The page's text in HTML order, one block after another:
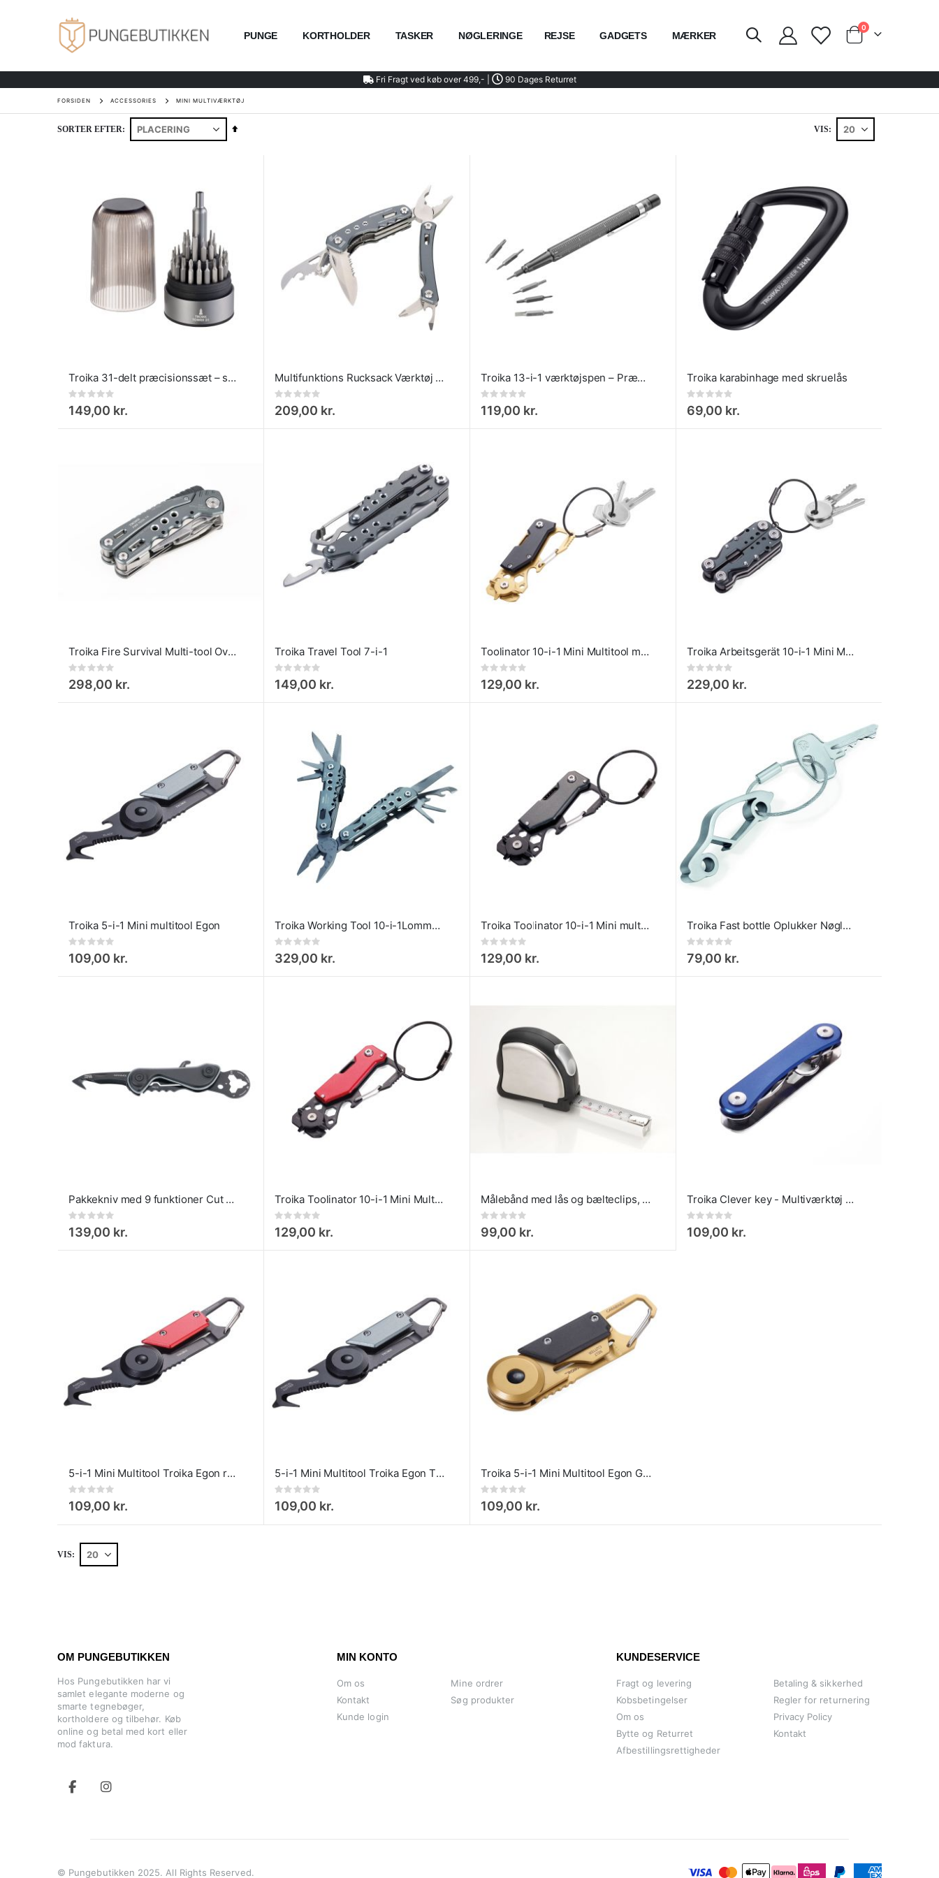
PUNGE KORTHOLDER TASKER NØGLERINGE REJSE GADGETS MÆRKER
0varer
Fri Fragt ved køb over 499,- | 90 Dages Returret
FORSIDEN ACCESSORIES MINI MULTIVÆRKTØJ
SORTER EFTER Faldende VIS
Troika 31-delt præcisionssæt – skruetrækker med 30 bits
Rating:
149,00 kr.
Multifunktions Rucksack Værktøj - Troika Multifunktionsværktøj
Rating:
209,00 kr.
Troika 13-i-1 værktøjspen – Præcisionsskruetrækker med 12 bits
Rating:
119,00 kr.
Troika karabinhage med skruelås
Rating:
69,00 kr.
Troika Fire Survival Multi-tool Overlevelsesværktøj 14-i-1
Rating:
298,00 kr.
Troika Travel Tool 7-i-1
Rating:
149,00 kr.
Toolinator 10-i-1 Mini Multitool med Nøglering
Rating:
129,00 kr.
Troika Arbeitsgerät 10-i-1 Mini Multiværktøj med Tang
Rating:
229,00 kr.
Troika 5-i-1 Mini multitool Egon
Rating:
109,00 kr.
Troika Working Tool 10-i-1Lomme Multitool med tang
Rating:
329,00 kr.
Troika Toolinator 10-i-1 Mini multitool Nøglering Titan
Rating:
129,00 kr.
Troika Fast bottle Oplukker Nøglering
Rating:
79,00 kr.
Pakkekniv med 9 funktioner Cut & Cart
Rating:
139,00 kr.
Troika Toolinator 10-i-1 Mini Multitool med Nøglering rød
Rating:
129,00 kr.
Målebånd med lås og bælteclips, rustfrit stål
Rating:
99,00 kr.
Troika Clever key - Multiværktøj nøgleholder Blå
Rating:
109,00 kr.
5-i-1 Mini Multitool Troika Egon rød
Rating:
109,00 kr.
5-i-1 Mini Multitool Troika Egon Titan
Rating:
109,00 kr.
Troika 5-i-1 Mini Multitool Egon Gold
Rating:
109,00 kr.
VIS
OM PUNGEBUTIKKEN
Hos Pungebutikken har vi
samlet elegante moderne og
smarte tegnebøger,
kortholdere og tilbehør. Køb
online og betal med kort eller
mod faktura.
MIN KONTO
Om os
Kontakt
Kunde login
Mine ordrer
Søg produkter
KUNDESERVICE
Fragt og levering
Kobsbetingelser
Om os
Bytte og Returret
Afbestillingsrettigheder
Betaling & sikkerhed
Regler for returnering
Privacy Policy
Kontakt
© Pungebutikken 2025. All Rights Reserved.